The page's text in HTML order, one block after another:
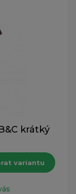
krátký
variantu